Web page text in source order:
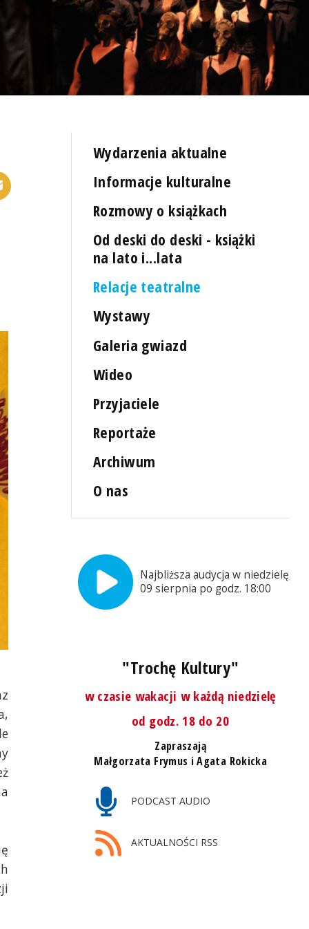
Wydarzenia aktualne
Informacje kulturalne
Rozmowy o książkach
Od deski do deski - książki
na lato i...lata
Relacje teatralne
Wystawy
Galeria gwiazd
Wideo
Przyjaciele
Reportaże
Archiwum
O nas
Najbliższa audycja w niedzielę,
09 sierpnia po godz. 18:00
"Trochę Kultury"
w czasie wakacji w każdą niedzielę
od godz. 18 do 20
Zapraszają
Małgorzata Frymus i Agata Rokicka
PODCAST AUDIO
AKTUALNOŚCI RSS